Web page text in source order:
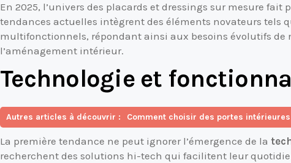
En 2025, l’univers des placards et dressings sur mesure
tendances actuelles intègrent des éléments novateurs tels
multifonctionnels, répondant ainsi aux besoins évolutifs de
l’aménagement intérieur.
Technologie et
Autres articles à découvrir : Comment choisir des portes
La première tendance ne peut ignorer l’émergence de la
recherchent des solutions hi-tech qui facilitent leur